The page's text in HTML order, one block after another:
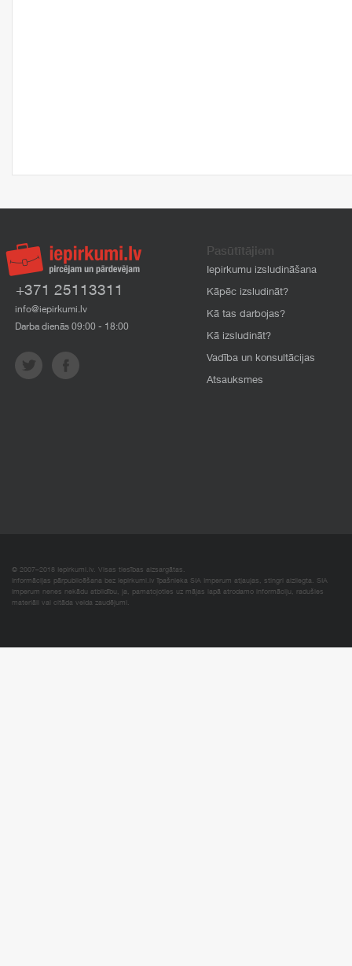
+371 25113311
info@iepirkumi.lv
Darba dienās 09:00 - 18:00
Pasūtītājiem
Iepirkumu izsludināšana
Kāpēc izsludināt?
Kā tas darbojas?
Kā izsludināt?
Vadība un konsultācijas
Atsauksmes
© 2007–2018 Iepirkumi.lv. Visas tiesības aizsargātas.
Informācijas pārpublicēšana bez iepirkumi.lv īpašnieka SIA Imperum atļaujas, stingri aizliegta. SIA
Imperum nenes nekādu atbildību, ja, pamatojoties uz mājas lapā atrodamo informāciju, radušies
materiāli vai citāda veida zaudējumi.